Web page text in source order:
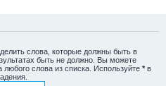
слова, которые должны быть в
быть не должно. Вы можете
любого слова из списка. Используйте * в